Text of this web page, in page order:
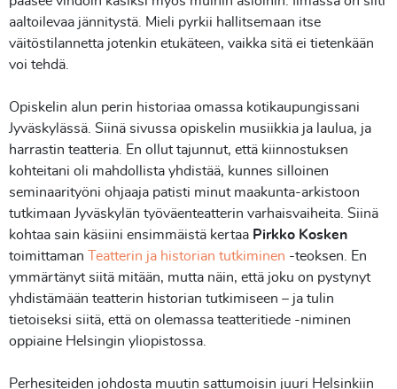
aaltoilevaa jännitystä. Mieli pyrkii hallitsemaan itse
väitöstilannetta jotenkin etukäteen, vaikka sitä ei tietenkään
voi tehdä.
Opiskelin alun perin historiaa omassa kotikaupungissani
Jyväskylässä. Siinä sivussa opiskelin musiikkia ja laulua, ja
harrastin teatteria. En ollut tajunnut, että kiinnostuksen
kohteitani oli mahdollista yhdistää, kunnes silloinen
seminaarityöni ohjaaja patisti minut maakunta-arkistoon
tutkimaan Jyväskylän työväenteatterin varhaisvaiheita. Siinä
kohtaa sain käsiini ensimmäistä kertaa Pirkko Kosken
toimittaman
Teatterin ja historian tutkiminen -teoksen. En
ymmärtänyt siitä mitään, mutta näin, että joku on pystynyt
yhdistämään teatterin historian tutkimiseen – ja tulin
tietoiseksi siitä, että on olemassa teatteritiede -niminen
oppiaine Helsingin yliopistossa.
Perhesiteiden johdosta muutin sattumoisin juuri Helsinkiin